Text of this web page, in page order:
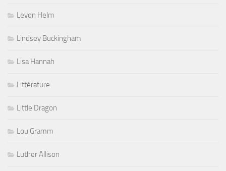
Levon Helm
Lindsey Buckingham
Lisa Hannah
Littérature
Little Dragon
Lou Gramm
Luther Allison